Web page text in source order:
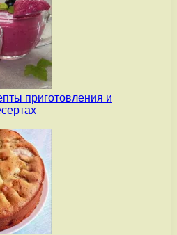
приготовления и